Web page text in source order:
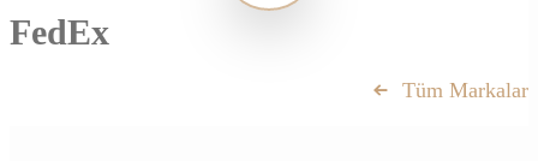
FedEx
Tüm Markalar